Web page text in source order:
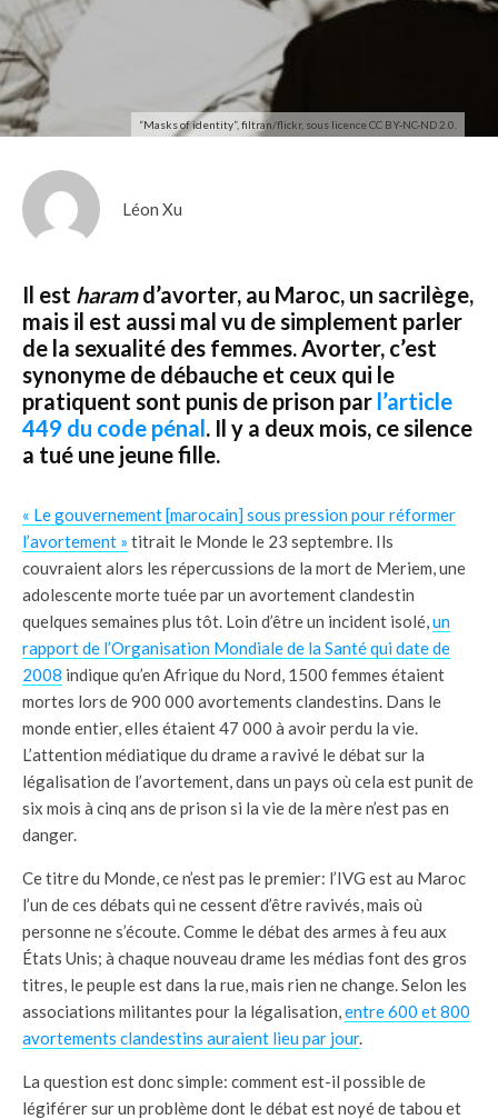
“Masks of identity”, filtran/flickr, sous licence CC BY-NC-ND 2.0.
Léon Xu
Il est haramd’avorter, au Maroc, un sacrilège,
mais il est aussi mal vu de simplement parler
de la sexualité des femmes. Avorter, c’est
synonyme de débauche et ceux qui le
pratiquent sont punis de prison par l’article
449 du code pénal. Il y a deux mois, ce silence
a tué une jeune fille.
« Le gouvernement [marocain] sous pression pour réformer
l’avortement » titrait le Monde le 23 septembre. Ils
couvraient alors les répercussions de la mort de Meriem, une
adolescente morte tuée par un avortement clandestin
quelques semaines plus tôt. Loin d’être un incident isolé, un
rapport de l’Organisation Mondiale de la Santé qui date de
2008 indique qu’en Afrique du Nord, 1500 femmes étaient
mortes lors de 900 000 avortements clandestins. Dans le
monde entier, elles étaient 47 000 à avoir perdu la vie.
L’attention médiatique du drame a ravivé le débat sur la
légalisation de l’avortement, dans un pays où cela est punit de
six mois à cinq ans de prison si la vie de la mère n’est pas en
danger.
Ce titre du Monde, ce n’est pas le premier: l’IVG est au Maroc
l’un de ces débats qui ne cessent d’être ravivés, mais où
personne ne s’écoute. Comme le débat des armes à feu aux
États Unis; à chaque nouveau drame les médias font des gros
titres, le peuple est dans la rue, mais rien ne change. Selon les
associations militantes pour la légalisation, entre 600 et 800
avortements clandestins auraient lieu par jour.
La question est donc simple: comment est-il possible de
légiférer sur un problème dont le débat est noyé de tabou et